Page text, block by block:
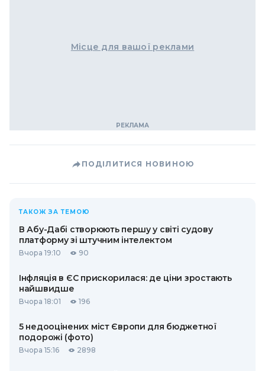
Місце для вашої реклами
ПОДІЛИТИСЯ НОВИНОЮ
ТАКОЖ ЗА ТЕМОЮ
В Абу-Дабі створюють першу у світі судову
платформу зі штучним інтелектом
Вчора 19:10 90
Інфляція в ЄС прискорилася: де ціни зростають
найшвидше
Вчора 18:01 196
5 недооцінених міст Європи для бюджетної
подорожі (фото)
Вчора 15:16 2898